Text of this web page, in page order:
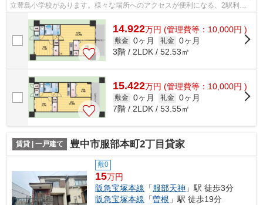
立豊島小学校があります。様々な場所へのアクセスが便利になる、2駅利用
可能な物件です。こちらの物件から出て...
14.922万円 (管理費等：10,000円 )
敷金 0ヶ月 礼金 0ヶ月
3階 / 2LDK / 52.53㎡
15.422万円 (管理費等：10,000円 )
敷金 0ヶ月 礼金 0ヶ月
7階 / 2LDK / 53.55㎡
賃貸 | 一戸建て 豊中市服部本町2丁目貸家
敷0
15万円
阪急宝塚本線 「服部天神 」駅 徒歩3分
阪急宝塚本線 「曽根 」駅 徒歩19分